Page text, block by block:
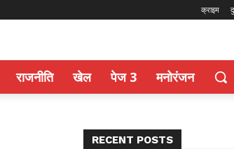
क्राइम
राजनीति खेल पेज 3 मनोरंजन
RECENT POSTS